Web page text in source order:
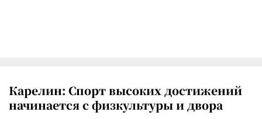
Карелин: Спорт высоких достижений
начинается с физкультуры и двора